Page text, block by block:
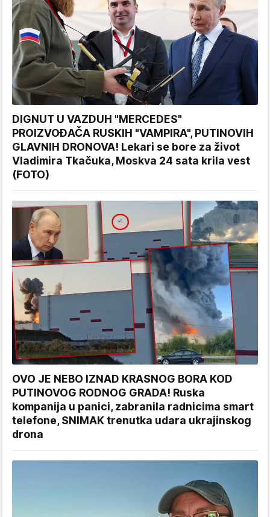
DIGNUT U VAZDUH "MERCEDES"
PROIZVOĐAČA RUSKIH "VAMPIRA", PUTINOVIH
GLAVNIH DRONOVA! Lekari se bore za život
Vladimira Tkačuka, Moskva 24 sata krila vest
(FOTO)
OVO JE NEBO IZNAD KRASNOG BORA KOD
PUTINOVOG RODNOG GRADA! Ruska
kompanija u panici, zabranila radnicima smart
telefone, SNIMAK trenutka udara ukrajinskog
drona